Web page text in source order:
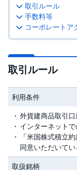
国
内
株
式
外
国
株
式
投
信
託
券
取引ルール
手数料等
コーポレートア
取引ルール
利用条件
外貨建商品取引
インターネット
「米国株式積立
同意いただいてい
取扱銘柄